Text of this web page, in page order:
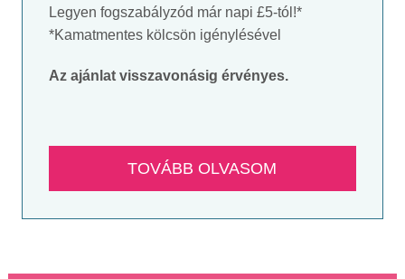
Legyen fogszabályzód már napi £5-tól!*
*Kamatmentes kölcsön igénylésével
Az ajánlat visszavonásig érvényes.
TOVÁBB OLVASOM